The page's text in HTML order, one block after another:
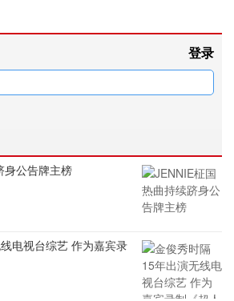
登录
身公告牌主榜
电视台综艺 作为嘉宾录